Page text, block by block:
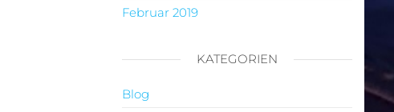
Februar 2019
KATEGORIEN
Blog